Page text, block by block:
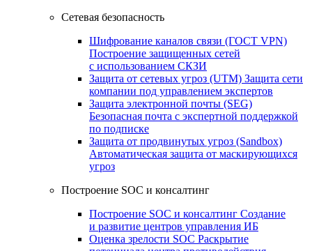
Сетевая безопасность
Шифрование каналов связи (ГОСТ VPN)
Построение защищенных сетей
с использованием СКЗИ
Защита от сетевых угроз (UTM) Защита сети
компании под управлением экспертов
Защита электронной почты (SEG)
Безопасная почта с экспертной поддержкой
по подписке
Защита от продвинутых угроз (Sandbox)
Автоматическая защита от маскирующихся
угроз
Построение SOC и консалтинг
Построение SOC и консалтинг Создание
и развитие центров управления ИБ
Оценка зрелости SOC Раскрытие